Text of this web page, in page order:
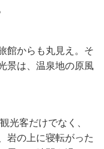
館からも丸見え。そ
景は、温泉地の原風
光客だけでなく、
岩の上に寝転がった